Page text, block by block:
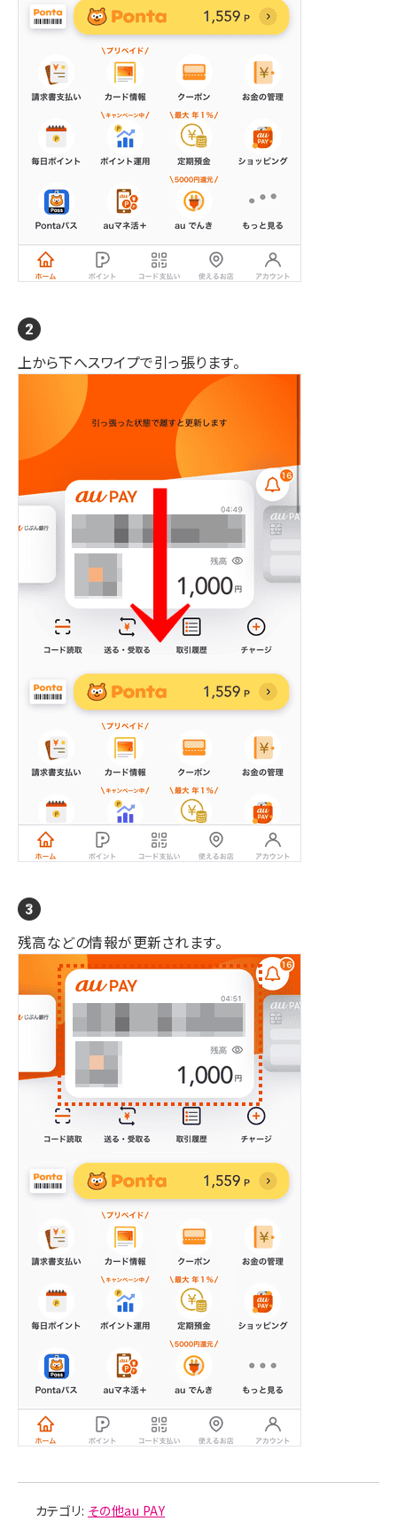
上から下へスワイプで引っ張ります。
残高などの情報が更新されます。
カテゴリ: その他au PAY